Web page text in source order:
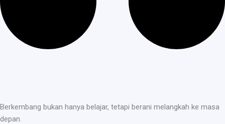
Berkembang bukan hanya belajar, tetapi berani melangkah ke masa
depan.